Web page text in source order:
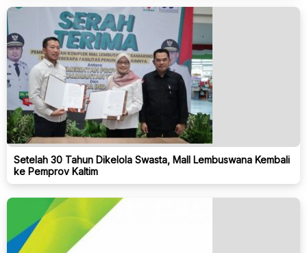
Setelah 30 Tahun Dikelola Swasta, Mall Lembuswana Kembali
ke Pemprov Kaltim